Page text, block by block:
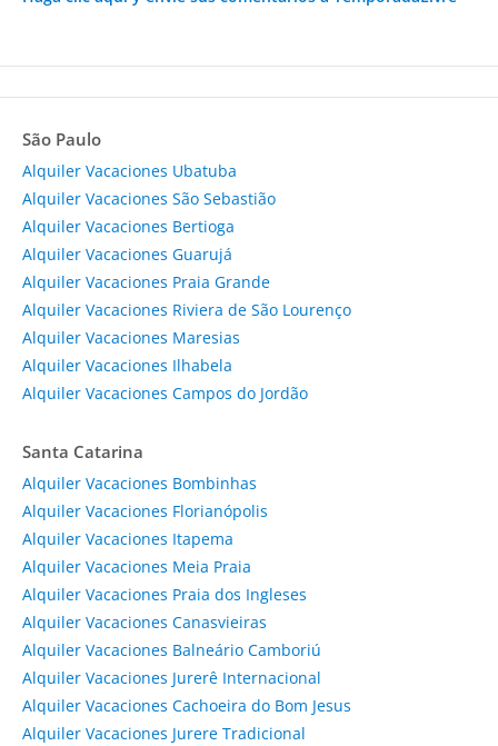
São Paulo
Alquiler Vacaciones Ubatuba
Alquiler Vacaciones São Sebastião
Alquiler Vacaciones Bertioga
Alquiler Vacaciones Guarujá
Alquiler Vacaciones Praia Grande
Alquiler Vacaciones Riviera de São Lourenço
Alquiler Vacaciones Maresias
Alquiler Vacaciones Ilhabela
Alquiler Vacaciones Campos do Jordão
Santa Catarina
Alquiler Vacaciones Bombinhas
Alquiler Vacaciones Florianópolis
Alquiler Vacaciones Itapema
Alquiler Vacaciones Meia Praia
Alquiler Vacaciones Praia dos Ingleses
Alquiler Vacaciones Canasvieiras
Alquiler Vacaciones Balneário Camboriú
Alquiler Vacaciones Jurerê Internacional
Alquiler Vacaciones Cachoeira do Bom Jesus
Alquiler Vacaciones Jurere Tradicional